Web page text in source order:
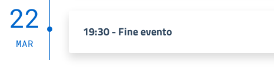
22
MAR
19:30 - Fine evento